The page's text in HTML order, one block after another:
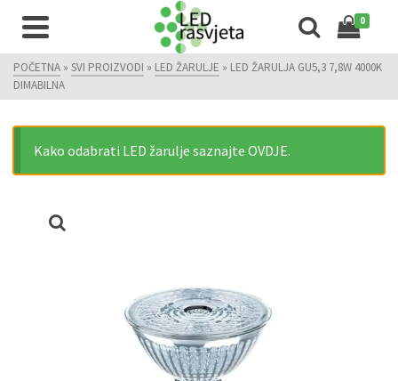
0
POČETNA » SVI PROIZVODI » LED ŽARULJE » LED ŽARULJA GU5,3 7,8W 4000K
DIMABILNA
Kako odabrati LED žarulje saznajte OVDJE.